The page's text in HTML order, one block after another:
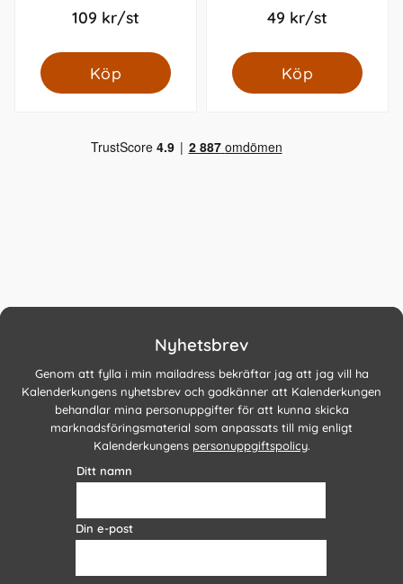
109 kr/st
Köp
49 kr/st
Köp
Nyhetsbrev
Genom att fylla i min mailadress bekräftar jag att jag vill ha
Kalenderkungens nyhetsbrev och godkänner att Kalenderkungen
behandlar mina personuppgifter för att kunna skicka
marknadsföringsmaterial som anpassats till mig enligt
Kalenderkungens personuppgiftspolicy.
Ditt namn
Din e-post